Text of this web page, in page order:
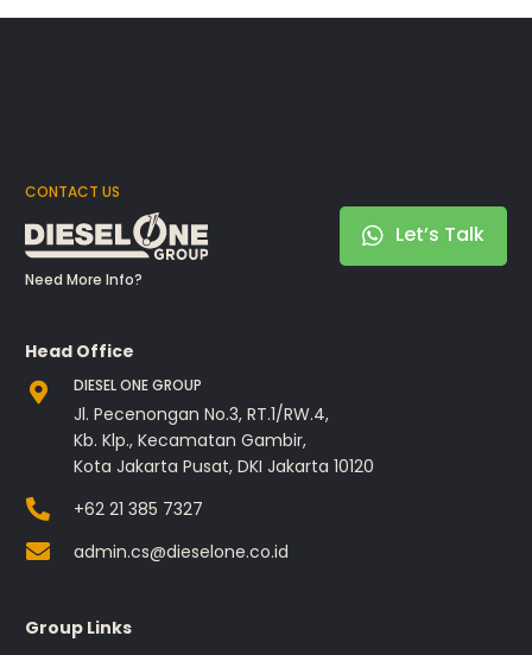
CONTACT US
Need More Info?
Let’s Talk
Head Office
DIESEL ONE GROUP
Jl. Pecenongan No.3, RT.1/RW.4,
Kb. Klp., Kecamatan Gambir,
Kota Jakarta Pusat, DKI Jakarta 10120
+62 21 385 7327
admin.cs@dieselone.co.id
Group Links